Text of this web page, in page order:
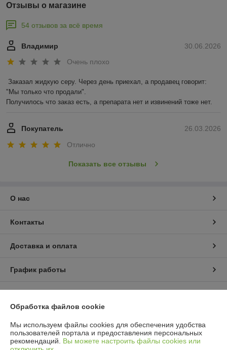
Отзывы о магазине
54 отзывов за всё время
30.06.2026
Владимир
Очень плохо
Заказал жидкую серу. Через день приехал, а продавец говорит:
"Мы только что продали".
Получилось что заказ есть, а препарата нет и извинений тоже нет.
26.03.2026
Покупатель
Отлично
Показать все отзывы
О нас
Контакты
Доставка и оплата
График работы
Сайт создан на платформе Deal.by
Обработка файлов cookie
Мы используем файлы cookies для обеспечения удобства
пользователей портала и предоставления персональных
рекомендаций. Вы можете настроить файлы cookies или